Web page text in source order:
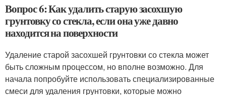
Вопрос 6: Как удалить старую засохшую
грунтовку со стекла, если она уже давно
находится на поверхности
Удаление старой засохшей грунтовки со стекла может
быть сложным процессом, но вполне возможно. Для
начала попробуйте использовать специализированные
смеси для удаления грунтовки, которые можно